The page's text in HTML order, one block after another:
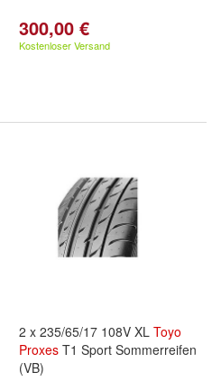
300,00 €
Kostenloser Versand
2 x 235/65/17 108V XL Toyo
Proxes T1 Sport Sommerreifen
(VB)